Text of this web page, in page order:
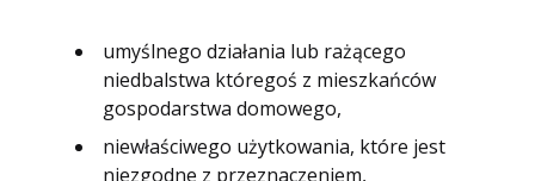
umyślnego działania lub rażącego
niedbalstwa któregoś z mieszkańców
gospodarstwa domowego,
niewłaściwego użytkowania, które jest
niezgodne z przeznaczeniem,